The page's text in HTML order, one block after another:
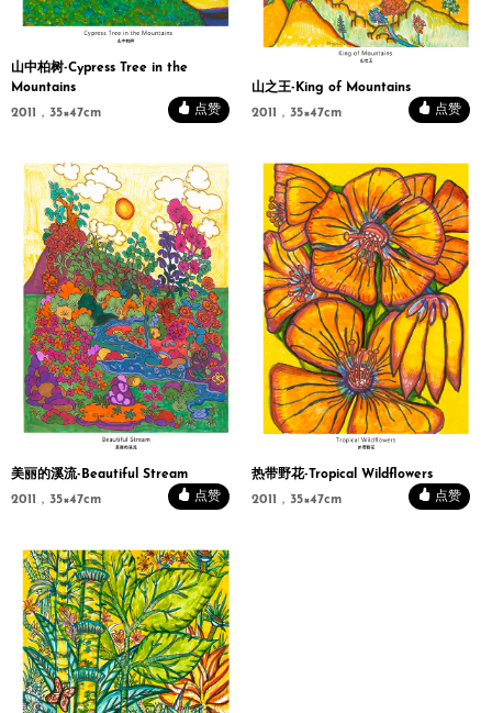
山中柏树-Cypress Tree in the
Mountains
2011，35×47cm
点赞
山之王-King of Mountains
2011，35×47cm
点赞
美丽的溪流-Beautiful Stream
2011，35×47cm
点赞
热带野花-Tropical Wildflowers
2011，35×47cm
点赞